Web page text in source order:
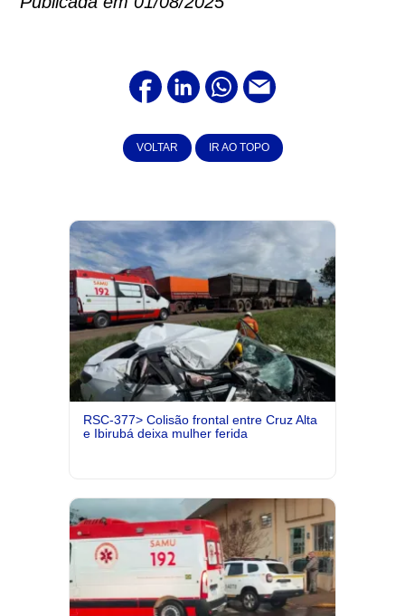
VOLTAR IR AO TOPO
RSC-377> Colisão frontal entre Cruz Alta
e Ibirubá deixa mulher ferida